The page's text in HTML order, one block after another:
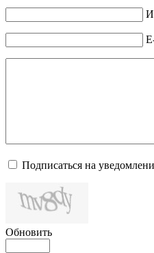
Подписаться на
Обновить